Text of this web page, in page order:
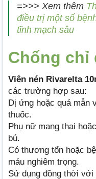
=>>> Xem thêm
điều trị một số
tĩnh mạch sâu
Chống chỉ
Viên nén Rivarelta
các trường hợp sau:
Dị ứng hoặc quá mẫn
thuốc.
Phụ nữ mang thai
bú.
Có thương tổn hoặc
máu nghiêm trọng.
Sử dụng đồng thời với